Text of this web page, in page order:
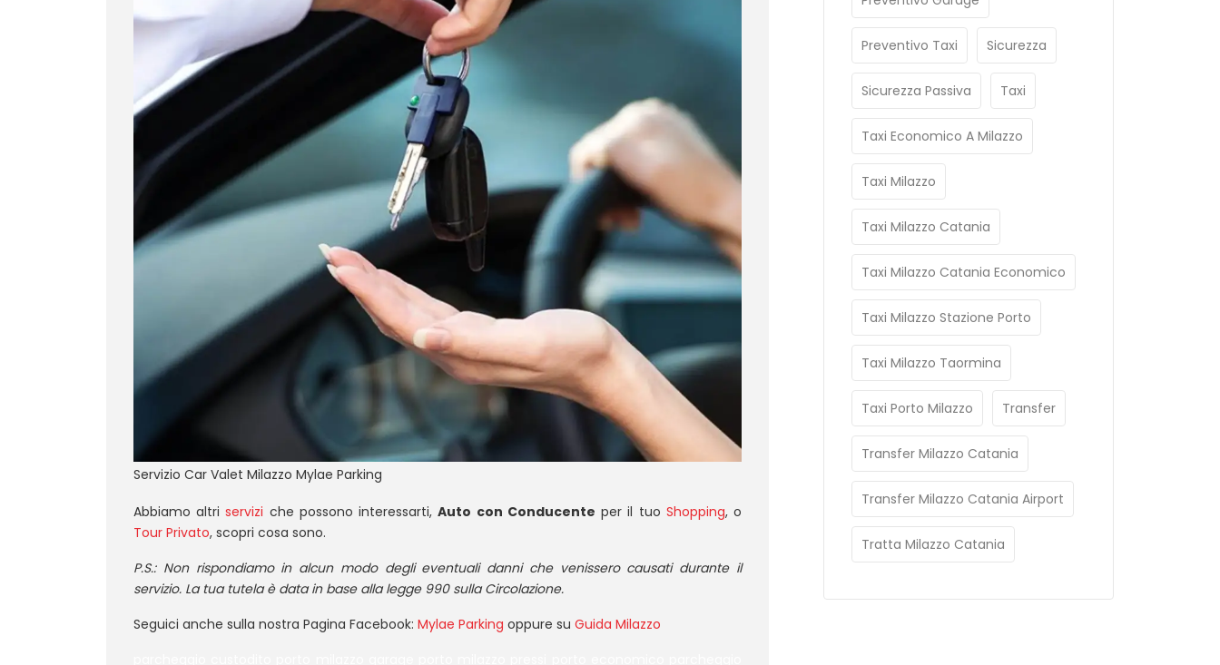
Servizio Car Valet Milazzo Mylae Parking
Abbiamo altriservizi che possono interessarti,Auto con Conducente per il tuo Shopping, o
Tour Privato, scopri cosa sono.
P.S.: Non rispondiamo in alcun modo degli eventuali danni che venissero causati durante il
servizio. La tua tutela è data in base alla legge 990 sulla Circolazione.
Seguici anche sulla nostra Pagina Facebook: Mylae Parking oppure su Guida Milazzo
Preventivo Taxi Sicurezza
Sicurezza Passiva Taxi
Taxi Economico A Milazzo
Taxi Milazzo
Taxi Milazzo Catania
Taxi Milazzo Catania Economico
Taxi Milazzo Stazione Porto
Taxi Milazzo Taormina
Taxi Porto Milazzo Transfer
Transfer Milazzo Catania
Transfer Milazzo Catania Airport
Tratta Milazzo Catania